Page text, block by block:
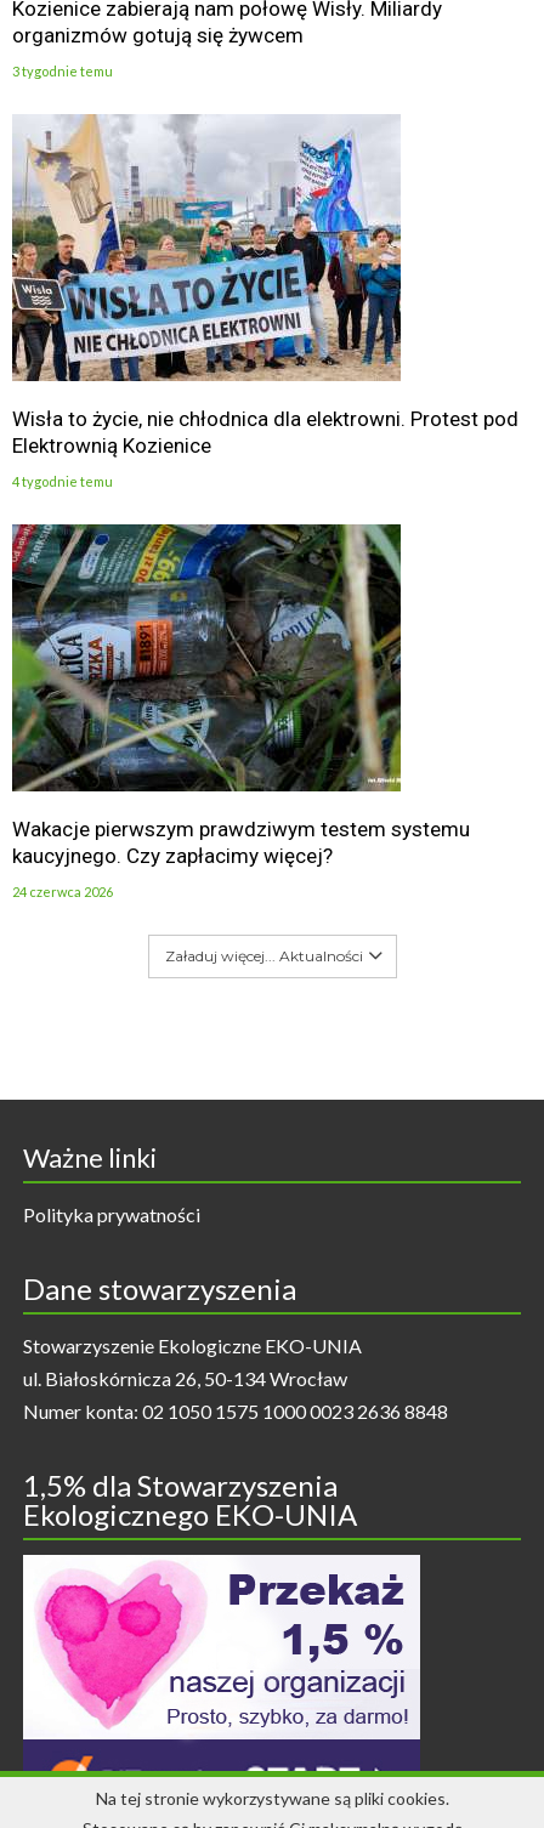
Kozienice zabierają nam połowę Wisły. Miliardy
organizmów gotują się żywcem
3 tygodnie temu
Wisła to życie, nie chłodnica dla elektrowni. Protest pod
Elektrownią Kozienice
4 tygodnie temu
Wakacje pierwszym prawdziwym testem systemu
kaucyjnego. Czy zapłacimy więcej?
24 czerwca 2026
Załaduj więcej... Aktualności
Ważne linki
Polityka prywatności
Dane stowarzyszenia
Stowarzyszenie Ekologiczne EKO-UNIA
ul. Białoskórnicza 26, 50-134 Wrocław
Numer konta: 02 1050 1575 1000 0023 2636 8848
1,5% dla Stowarzyszenia
Ekologicznego EKO-UNIA
Na tej stronie wykorzystywane są pliki cookies.